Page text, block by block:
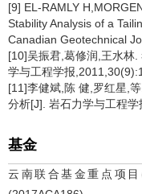
[9] EL-RAMLY
Stability Analysis of a
Canadian Geotechnical
[10]吴振君,葛修润,王水林
学与工程学报
[11]李健斌,陈 健,罗红星,
分析[J]. 岩石力学与工程
基金
云南联合基金重点项目